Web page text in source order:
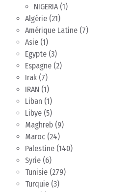
NIGERIA (1)
Algérie (21)
Amérique Latine (7)
Asie (1)
Egypte (3)
Espagne (2)
Irak (7)
IRAN (1)
Liban (1)
Libye (5)
Maghreb (9)
Maroc (24)
Palestine (140)
Syrie (6)
Tunisie (279)
Turquie (3)